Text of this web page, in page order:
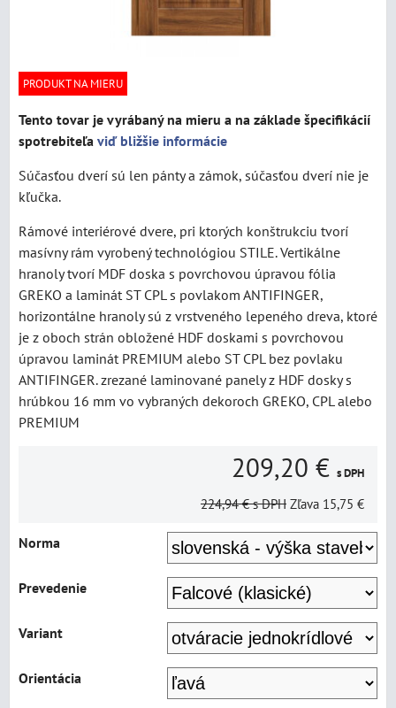
PRODUKT NA MIERU
Tento tovar je vyrábaný na mieru a na základe špecifikácií
spotrebiteľa viď bližšie informácie
Súčasťou dverí sú len pánty a zámok, súčasťou dverí nie je
kľučka.
Rámové interiérové dvere, pri ktorých konštrukciu tvorí
masívny rám vyrobený technológiou STILE. Vertikálne
hranoly tvorí MDF doska s povrchovou úpravou fólia
GREKO a laminát ST CPL s povlakom ANTIFINGER,
horizontálne hranoly sú z vrstveného lepeného dreva, ktoré
je z oboch strán obložené HDF doskami s povrchovou
úpravou laminát PREMIUM alebo ST CPL bez povlaku
ANTIFINGER. zrezané laminované panely z HDF dosky s
hrúbkou 16 mm vo vybraných dekoroch GREKO, CPL alebo
PREMIUM
209,20 € s DPH
224,94 € s DPH Zľava 15,75 €
Norma
Prevedenie
Variant
Orientácia